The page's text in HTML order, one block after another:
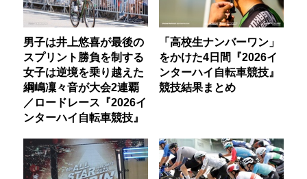
男子は井上悠喜が最後の
スプリント勝負を制する
女子は逆境を乗り越えた
綱嶋凜々音が大会2連覇
／ロードレース『2026イ
ンターハイ自転車競技』
「高校生ナンバーワン」
をかけた4日間『2026イ
ンターハイ自転車競技』
競技結果まとめ